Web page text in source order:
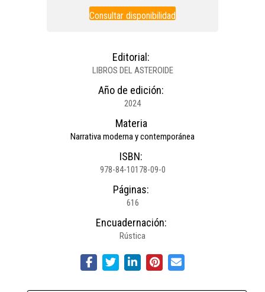
Consultar disponibilidad
Editorial:
LIBROS DEL ASTEROIDE
Año de edición:
2024
Materia
Narrativa moderna y contemporánea
ISBN:
978-84-10178-09-0
Páginas:
616
Encuadernación:
Rústica